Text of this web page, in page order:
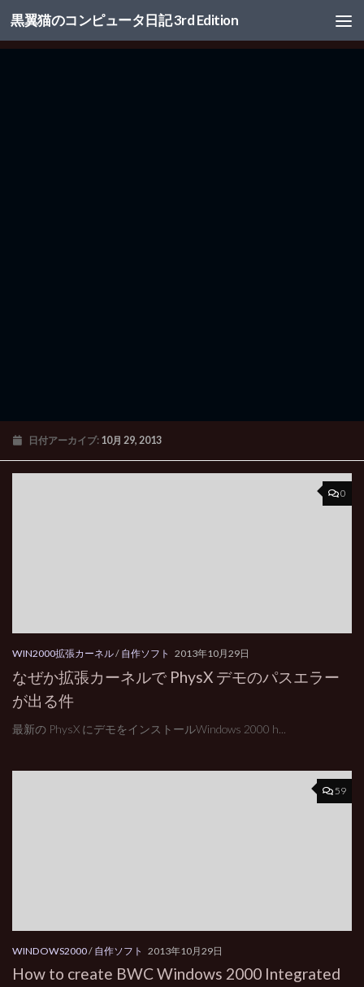
コンテンツへスキップ
黒翼猫のコンピュータ日記 3rd Edition
日付アーカイブ: 10月 29, 2013
0
WIN2000拡張カーネル/ 自作ソフト 2013年10月29日
なぜか拡張カーネルで PhysX デモのパスエラー
が出る件
最新の PhysX にデモをインストールWindows 2000 h...
59
WINDOWS2000/ 自作ソフト 2013年10月29日
How to create BWC Windows 2000 Integrated